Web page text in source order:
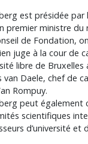
est présidée par
premier ministre du
de Fondation,
juge à la cour de
libre de Bruxelles
van Daele, chef de
Rompuy.
peut également
scientifiques
d’université et